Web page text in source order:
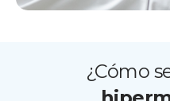
¿Cómo